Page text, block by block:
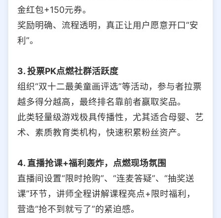
金红包+150元券。
奖励明确、流程透明，真正让用户愿意开口“安
利”。
3. 投票PK点燃社群活跃度
组织“双十二最美童画评选”等活动，参与者拉票
越多得分越高，最终排名靠前者赢取奖品。
此类轻量级游戏极具传播性，尤其适合母婴、艺
术、素质教育类机构，快速积累粉丝资产。
4. 直播抢课+福利轰炸，点燃现场氛围
直播间设置“限时抢购”、“连麦答疑”、“抽奖送
课”环节，讲师全程讲解课程亮点+限时福利，
营造“抢不到就亏了”的紧迫感。